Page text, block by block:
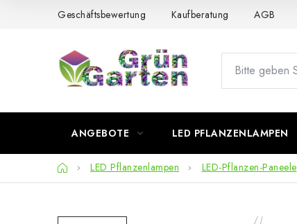
Geschäftsbewertung Kaufberatung AGB
ANGEBOTE LED PFLANZENLAMPEN
StartseiteLED Pflanzenlampen LED-Pflanzen-Paneele